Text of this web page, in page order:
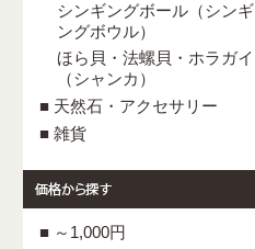
シンギングボール（シンギ
ングボウル）
ほら貝・法螺貝・ホラガイ
（シャンカ）
■ 天然石・アクセサリー
■ 雑貨
■ ～1,000円